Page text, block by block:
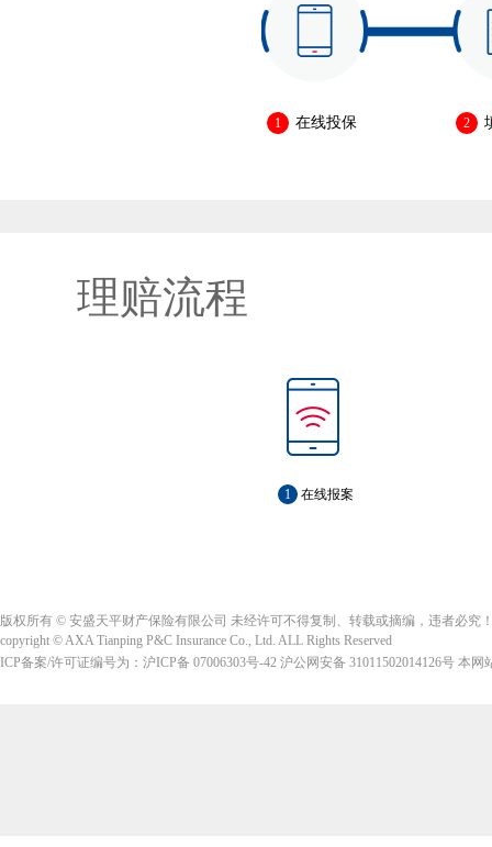
1 在线投保 2
理赔流程
1 在线报案
版权所有 © 安盛天平财产保险有限公司 未经许可不得复制、转载或摘编，违者必究
copyright ©AXA Tianping P&C Insurance Co., Ltd. ALL Rights Reserved
ICP备案/许可证编号为： 沪ICP备 07006303号-42 沪公网安备 31011502014126号 本网